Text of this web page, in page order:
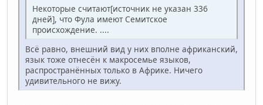
Некоторые считают[источник не указан 336
дней], что Фула имеют Семитское
происхождение. ....
Всё равно, внешний вид у них вполне африканский,
язык тоже отнесён к макросемье языков,
распространённых только в Африке. Ничего
удивительного не вижу.